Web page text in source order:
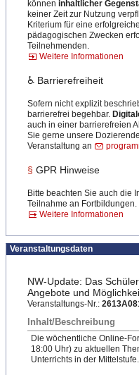
können inhaltlicher
keiner Zeit zur Nutzung
Kriterium für eine
pädagogischen Zwecken
Teilnehmenden.
Weitere Informationen
♿ Barrierefreiheit
Sofern nicht explizit
barrierefrei begehbar.
auch in einer barrierefreien
Sie gerne unsere
Veranstaltung an
§ GPR Hinweise
Bitte beachten Sie auch die
Teilnahme an Fortbildungen.
Weitere Informationen
Veranstaltungsdaten
NW-Update: Das
Angebote und
Veranstaltungs-Nr.:
Inhalt/Beschreibung
Die wöchentliche Online-
18:00 Uhr) zu aktuellen
Unterrichts in der Mittelstufe.